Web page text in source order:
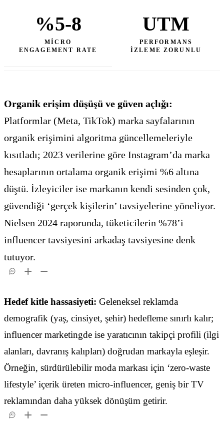
%5-8
MICRO
ENGAGEMENT RATE
UTM
PERFORMANS
IZLEME ZORUNLU
Organik erişim düşüşü ve güven açlığı:
Platformlar (Meta, TikTok) marka sayfalarının
organik erişimini algoritma güncellemeleriyle
kısıtladı; 2023 verilerine göre Instagram’da marka
hesaplarının ortalama organik erişimi %6 altına
düştü. İzleyiciler ise markanın kendi sesinden çok,
güvendiği ‘gerçek kişilerin’ tavsiyelerine yöneliyor.
Nielsen 2024 raporunda, tüketicilerin %78’i
influencer tavsiyesini arkadaş tavsiyesine denk
tutuyor.
AI
Hedef kitle hassasiyeti: Geleneksel reklamda
demografik (yaş, cinsiyet, şehir) hedefleme sınırlı kalır;
influencer marketingde ise yaratıcının takipçi profili (ilgi
alanları, davranış kalıpları) doğrudan markayla eşleşir.
Örneğin, sürdürülebilir moda markası için ‘zero-waste
lifestyle’ içerik üreten micro-influencer, geniş bir TV
reklamından daha yüksek dönüşüm getirir.
AI